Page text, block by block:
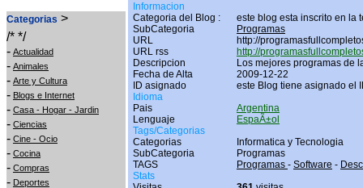
Categorias >
/* */
- Actualidad
- Animales
- Arte y Cultura
- Blogs e Internet
- Casa - Hogar - Jardin
- Ciencias
- Cine - Ocio
- Cocina
- Compras
- Deportes
Informacion
Categoria del Blog :
este blog esta inscrito en la
SubCategoria
Programas
URL
http://
URL rss
http://
Descripcion
Los mejores programas de
Fecha de Alta
2009-12-22
ID asignado
este Blog tiene asignado el
Idioma
Pais
Argentina
Lenguaje
EspaÃ±ol
Tags/Categorias
Categorias
Informatica y Tecnologia
SubCategoria
Programas
TAGS
Programas - Software -
Stats